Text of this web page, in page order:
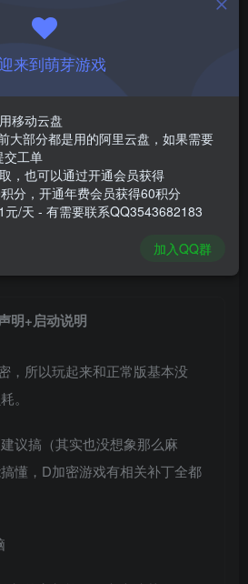
查看
1积分
7.29 GB
关注 私信
明+启动说明
，所以玩起来和正常版基本没
。
议搞（其实也没想象那么麻
懂，D加密游戏有相关补丁全都
来到萌芽游戏
移动云盘
大部分都是用的阿里云盘，如果需要
交工单
，也可以通过开通会员获得
分，开通年费会员获得60积分
/天 - 有需要联系QQ3543682183
加入QQ群